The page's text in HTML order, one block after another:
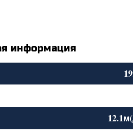
информация